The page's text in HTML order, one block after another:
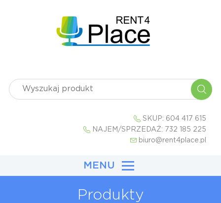
SKUP: 604 417 615
NAJEM/SPRZEDAŻ: 732 185 225
biuro@rent4place.pl
MENU
Produkty